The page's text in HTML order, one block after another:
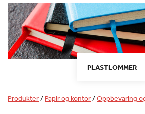
PLASTLOMMER
Produkter/ Papir og kontor/Oppbevaring